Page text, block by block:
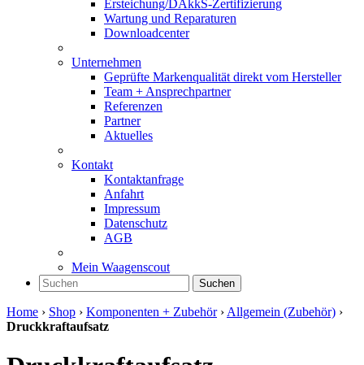
Ersteichung/DAkkS-Zertifizierung
Wartung und Reparaturen
Downloadcenter
Unternehmen
Geprüfte Markenqualität direkt vom Hersteller
Team + Ansprechpartner
Referenzen
Partner
Aktuelles
Kontakt
Kontaktanfrage
Anfahrt
Impressum
Datenschutz
AGB
Mein Waagenscout
Suchen
Home › Shop › Komponenten + Zubehör› Allgemein (Zubehör) ›
Druckkraftaufsatz